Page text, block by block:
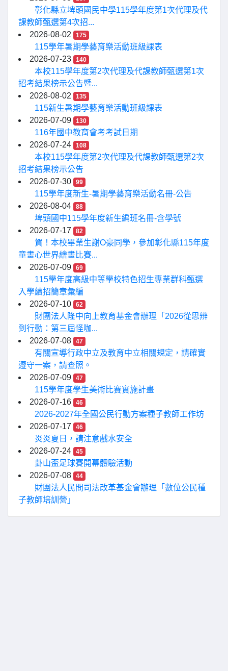
彰化縣立埤頭國民中學115學年度第1次代理及代
課教師甄選第4次招...
2026-08-02
175
115學年暑期學藝育樂活動班級課表
2026-07-23
140
本校115學年度第2次代理及代課教師甄選第1次
招考結果榜示公告暨...
2026-08-02
135
115新生暑期學藝育樂活動班級課表
2026-07-09
130
116年國中教育會考考試日期
2026-07-24
108
本校115學年度第2次代理及代課教師甄選第2次
招考結果榜示公告
2026-07-30
99
115學年度新生-暑期學藝育樂活動名冊-公告
2026-08-04
88
埤頭國中115學年度新生編班名冊-含學號
2026-07-17
82
賀！本校畢業生謝O豪同學，參加彰化縣115年度
童畫心世界繪畫比賽...
2026-07-09
69
115學年度高級中等學校特色招生專業群科甄選
入學續招簡章彙編
2026-07-10
62
財團法人隆中向上教育基金會辦理「2026從思辨
到行動：第三屆怪咖...
2026-07-08
47
有關宣導行政中立及教育中立相關規定，請確實
遵守一案，請查照。
2026-07-09
47
115學年度學生美術比賽實施計畫
2026-07-16
46
2026-2027年全國公民行動方案種子教師工作坊
2026-07-17
46
炎炎夏日，請注意戲水安全
2026-07-24
45
卦山盃足球賽開幕體驗活動
2026-07-08
44
財團法人民間司法改革基金會辦理「數位公民種
子教師培訓營」